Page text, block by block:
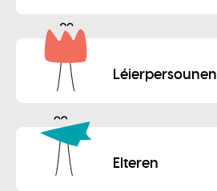
Léierpersounen
Elteren